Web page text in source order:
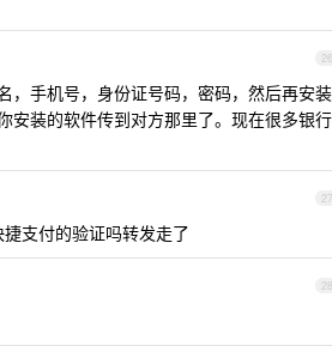
26
，手机号，身份证号码，密码，然后再安装
安装的软件传到对方那里了。现在很多银行
27
支付的验证吗转发走了
28